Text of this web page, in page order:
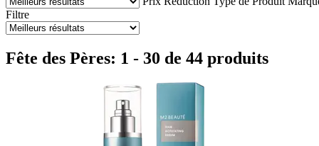
Filtre
Fête des Pères: 1 - 30 de 44 produits